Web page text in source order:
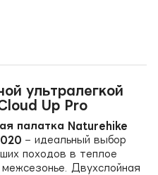
ультралегкой
Up Pro
палатка Naturehike
– идеальный выбор
походов в теплое
Двухслойная